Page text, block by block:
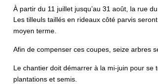
À partir du 11 juillet jusqu’au 31 août, la rue
Les tilleuls taillés en rideaux côté parvis
moyen terme.
Afin de compenser ces coupes, seize arbres
Le chantier doit démarrer à la mi-juin pour se
plantations et semis.